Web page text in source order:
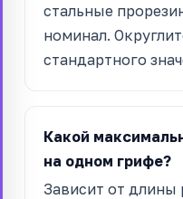
стальные
номинал.
стандартного
Какой
на одном грифе?
Зависит от длины